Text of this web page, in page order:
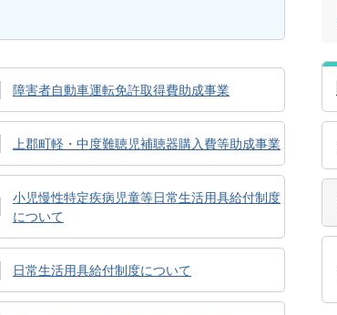
障害者自動車運転免許取得費助成事業
上郡町軽・中度難聴児補聴器購入費等助成事業
小児慢性特定疾病児童等日常生活用具給付制度
について
日常生活用具給付制度について